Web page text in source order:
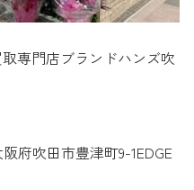
専門店ブランドハンズ吹
阪府吹田市豊津町9-1EDGE